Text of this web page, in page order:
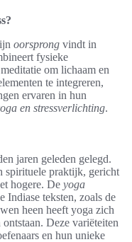
oorsprong vindt in
fysieke
om lichaam en
te integreren,
ervaren in hun
en stressverlichting.
jaren geleden gelegd.
spirituele praktijk, gericht
hogere. De yoga
Indiase teksten, zoals de
heen heeft yoga zich
Deze variëteiten
en hun unieke